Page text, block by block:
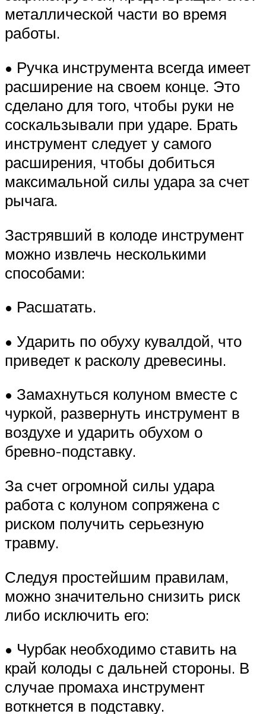
металлической части во время
работы.
• Ручка инструмента всегда имеет
расширение на своем конце. Это
сделано для того, чтобы руки не
соскальзывали при ударе. Брать
инструмент следует у самого
расширения, чтобы добиться
максимальной силы удара за счет
рычага.
Застрявший в колоде инструмент
можно извлечь несколькими
способами:
• Расшатать.
• Ударить по обуху кувалдой, что
приведет к расколу древесины.
• Замахнуться колуном вместе с
чуркой, развернуть инструмент в
воздухе и ударить обухом о
бревно-подставку.
За счет огромной силы удара
работа с колуном сопряжена с
риском получить серьезную
травму.
Следуя простейшим правилам,
можно значительно снизить риск
либо исключить его:
• Чурбак необходимо ставить на
край колоды с дальней стороны. В
случае промаха инструмент
воткнется в подставку.